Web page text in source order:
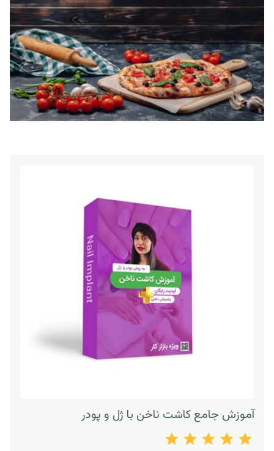
آموزش جامع کاشت ناخن با ژل و پودر